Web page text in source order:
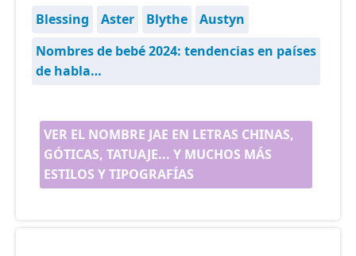
Blessing Aster Blythe
Austyn
Nombres de bebé 2024: tendencias en países
de habla…
VER EL NOMBRE JAE EN LETRAS CHINAS,
GÓTICAS, TATUAJE... Y MUCHOS MÁS
ESTILOS Y TIPOGRAFÍAS